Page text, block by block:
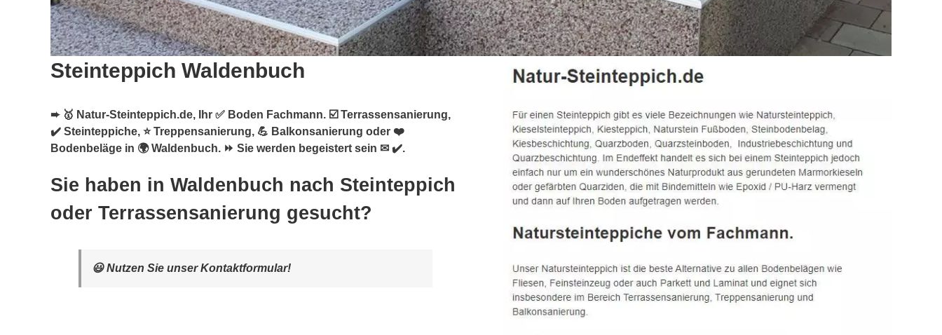
Steinteppich Waldenbuch
➨ 🥇 Natur-Steinteppich.de, Ihr ✅ Boden Fachmann. ☑️ Terrassensanierung,
✔️ Steinteppiche, ⭐ Treppensanierung, 💪 Balkonsanierung oder ❤️
Bodenbeläge in 🌍 Waldenbuch. ⏩ Sie werden begeistert sein ✉ ✔️.
Sie haben in Waldenbuch nach Steinteppich
oder Terrassensanierung gesucht?
😃 Nutzen Sie unser Kontaktformular!